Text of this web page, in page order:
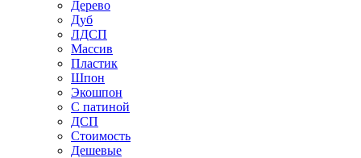
Дерево
Дуб
ЛДСП
Массив
Пластик
Шпон
Экошпон
С патиной
ДСП
Стоимость
Дешевые